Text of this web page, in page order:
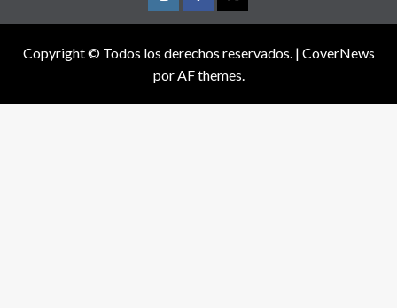
InstagramFacebookTwitter
Copyright © Todos los derechos reservados. | CoverNews
por AF themes.